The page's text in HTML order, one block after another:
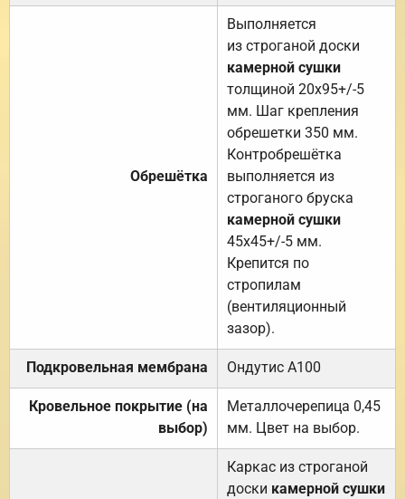
Обрешётка
Выполняется
из строганой доски
камерной сушки
толщиной 20х95+/-5
мм. Шаг крепления
обрешетки 350 мм.
Контробрешётка
выполняется из
строганого бруска
камерной сушки
45х45+/-5 мм.
Крепится по
стропилам
(вентиляционный
зазор).
Подкровельная мембрана Ондутис А100
Кровельное покрытие (на
выбор)
Металлочерепица 0,45
мм. Цвет на выбор.
Каркас из строганой
доски камерной сушки